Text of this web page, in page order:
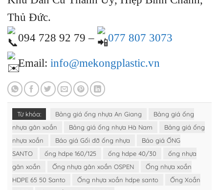
Thủ Đức.
094 728 92 79 –
077 807 3073
Email: info@mekongplastic.vn
Từ khóa: Bảng giá ống nhựa An Giang
Bảng giá ống
nhựa gân xoắn
Bảng giá ống nhựa Hà Nam
Bảng giá ống
nhựa xoắn
Báo giá Gối đỡ ống nhựa
Báo giá ỐNG
SANTO
ống hdpe 160/125 ống hdpe 40/30
ống nhựa
gân xoắn
Ống nhựa gân xoắn OSPEN
Ống nhựa xoắn
HDPE 65 50 Santo
Ống nhựa xoắn hdpe santo
Ống Xoắn